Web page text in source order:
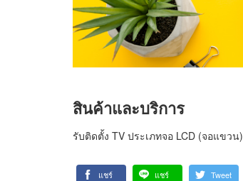
สินค้าและบริการ
รับติดตั้ง TV ประเภทจอ LCD (จอแขวน)
แชร์ แชร์ Tweet